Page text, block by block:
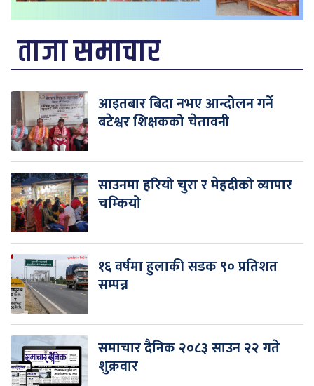
ताजा समाचार
आइतबार बिदा नभए आन्दोलन गर्ने
बटेश्वर शिक्षकको चेतावनी
साउनमा हरियो चुरा र मेहदीको व्यापार
चम्कियो
१६ वर्षमा हुलाकी सडक ९० प्रतिशत
सम्पन्न
समाचार दैनिक २०८३ साउन २२ गते
शुक्रवार